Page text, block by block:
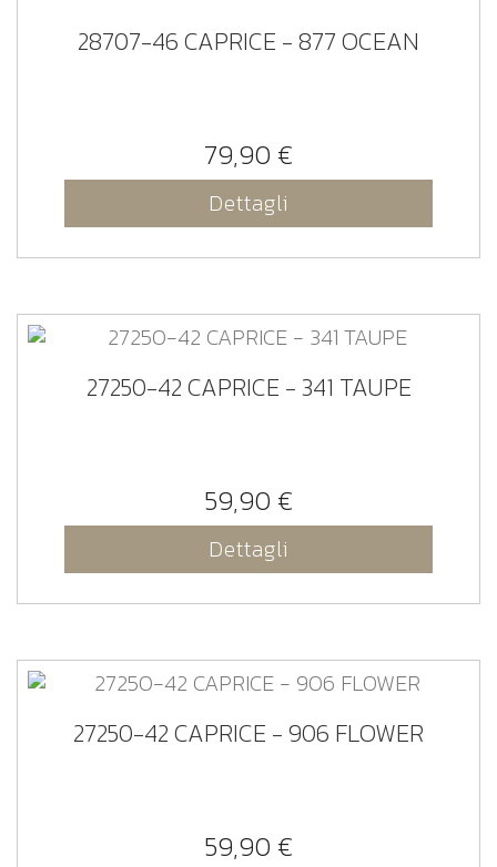
28707-46 CAPRICE - 877 OCEAN
79,90 €
Dettagli
27250-42 CAPRICE - 341 TAUPE
59,90 €
Dettagli
27250-42 CAPRICE - 906 FLOWER
59,90 €